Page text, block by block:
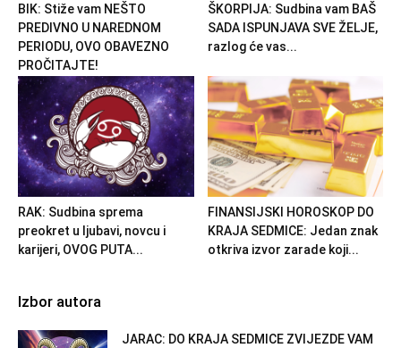
BIK: Stiže vam NEŠTO
PREDIVNO U NAREDNOM
PERIODU, OVO OBAVEZNO
PROČITAJTE!
ŠKORPIJA: Sudbina vam BAŠ
SADA ISPUNJAVA SVE ŽELJE,
razlog će vas...
RAK: Sudbina sprema
preokret u ljubavi, novcu i
karijeri, OVOG PUTA...
FINANSIJSKI HOROSKOP DO
KRAJA SEDMICE: Jedan znak
otkriva izvor zarade koji...
Izbor autora
JARAC: DO KRAJA SEDMICE ZVIJEZDE VAM